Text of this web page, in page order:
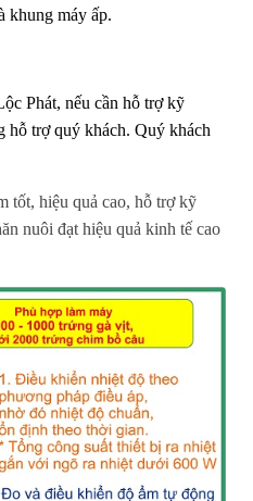
khung máy ấp.
Phát, nếu cần hỗ trợ kỹ
hỗ trợ quý khách. Quý khách
tốt, hiệu quả cao, hỗ trợ kỹ
nuôi đạt hiệu quả kinh tế cao